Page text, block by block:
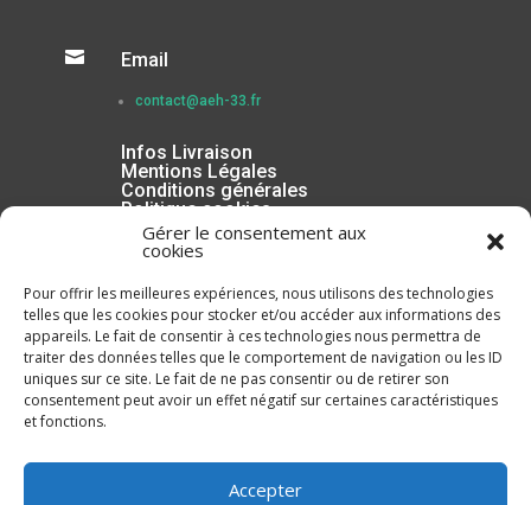
Gérer le consentement aux
cookies
Pour offrir les meilleures expériences, nous utilisons des technologies
telles que les cookies pour stocker et/ou accéder aux informations des
appareils. Le fait de consentir à ces technologies nous permettra de
traiter des données telles que le comportement de navigation ou les ID
uniques sur ce site. Le fait de ne pas consentir ou de retirer son
consentement peut avoir un effet négatif sur certaines caractéristiques
et fonctions.
Accepter
 Email
contact@aeh-33.fr
Infos Livraison
Mentions Légales
Conditions générales
Politique cookies